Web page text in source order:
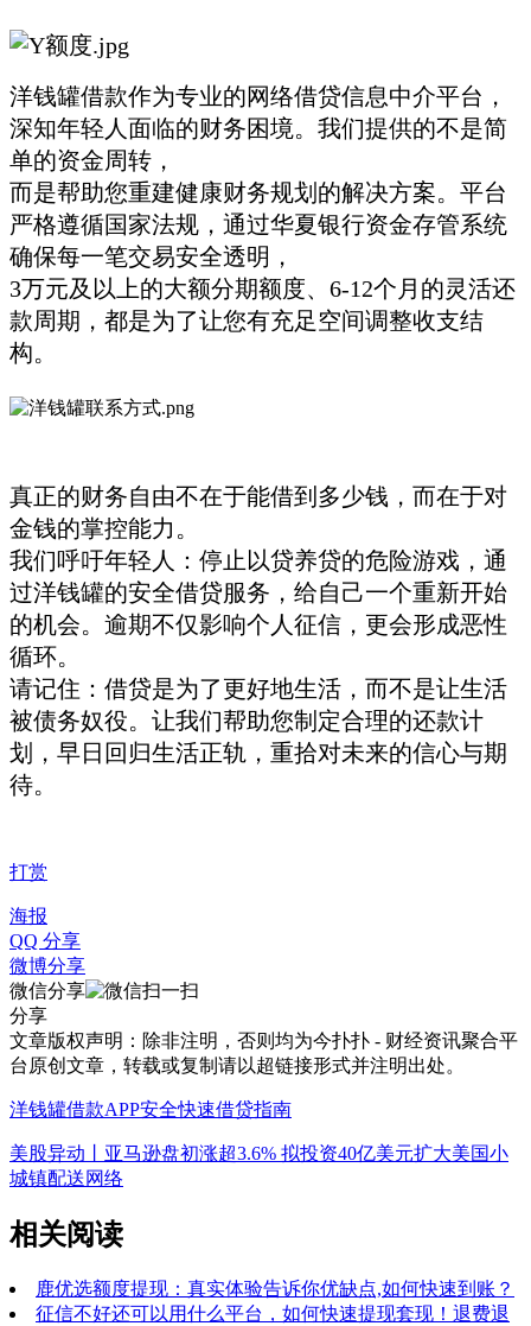
洋钱罐借款作为专业的网络借贷信息中介平台，
深知年轻人面临的财务困境。我们提供的不是简
单的资金周转，
而是帮助您重建健康财务规划的解决方案。平台
严格遵循国家法规，通过华夏银行资金存管系统
确保每一笔交易安全透明，
3万元及以上的大额分期额度、6-12个月的灵活还
款周期，都是为了让您有充足空间调整收支结
构。
真正的财务自由不在于能借到多少钱，而在于对
金钱的掌控能力。
我们呼吁年轻人：停止以贷养贷的危险游戏，通
过洋钱罐的安全借贷服务，给自己一个重新开始
的机会。逾期不仅影响个人征信，更会形成恶性
循环。
请记住：借贷是为了更好地生活，而不是让生活
被债务奴役。让我们帮助您制定合理的还款计
划，早日回归生活正轨，重拾对未来的信心与期
待。
打赏
海报
QQ 分享
微博分享
微信分享
分享
文章版权声明：除非注明，否则均为今扑扑 - 财经资讯聚合平
台 原创文章，转载或复制请以超链接形式并注明出处。
洋钱罐借款APP安全快速借贷指南
美股异动丨亚马逊盘初涨超3.6% 拟投资40亿美元扩大美国小
城镇配送网络
相关阅读
鹿优选额度提现：真实体验告诉你优缺点,如何快速到账？
征信不好还可以用什么平台，如何快速提现套现！退费退